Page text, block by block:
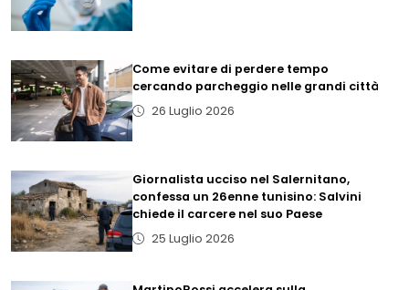
Come evitare di perdere tempo
cercando parcheggio nelle grandi città
26 Luglio 2026
Giornalista ucciso nel Salernitano,
confessa un 26enne tunisino: Salvini
chiede il carcere nel suo Paese
25 Luglio 2026